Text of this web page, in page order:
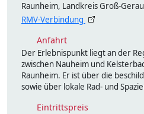
Raunheim, Landkreis Groß-
RMV-Verbindung
Anfahrt
Der Erlebnispunkt liegt an der
zwischen Nauheim und
Raunheim. Er ist über die
sowie über lokale Rad- und
Eintrittspreis